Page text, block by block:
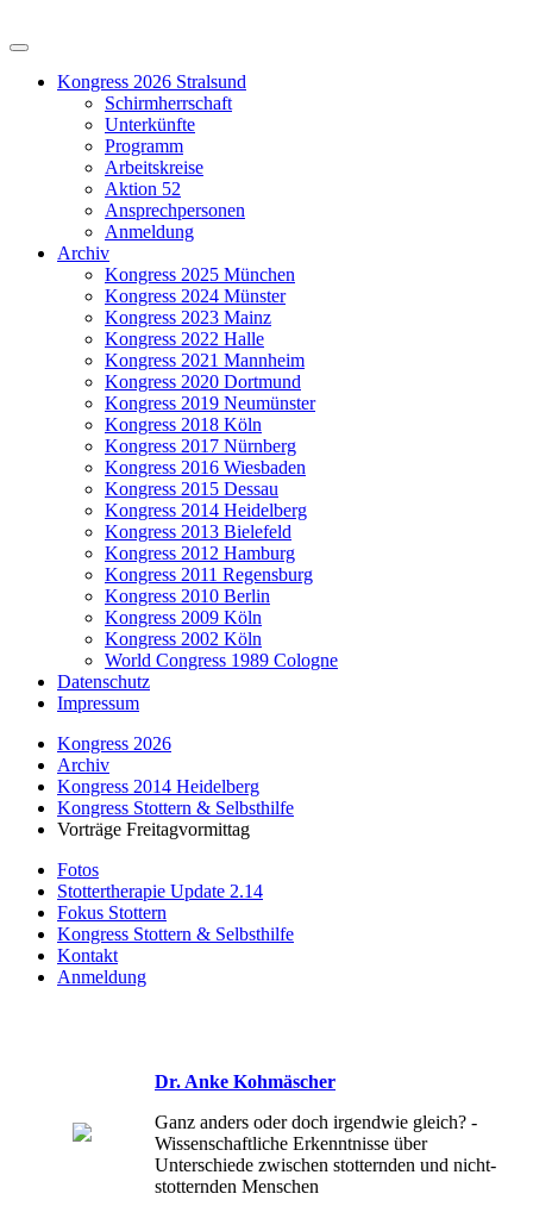
Kongress 2026 Stralsund
Schirmherrschaft
Unterkünfte
Programm
Arbeitskreise
Aktion 52
Ansprechpersonen
Anmeldung
Archiv
Kongress 2025 München
Kongress 2024 Münster
Kongress 2023 Mainz
Kongress 2022 Halle
Kongress 2021 Mannheim
Kongress 2020 Dortmund
Kongress 2019 Neumünster
Kongress 2018 Köln
Kongress 2017 Nürnberg
Kongress 2016 Wiesbaden
Kongress 2015 Dessau
Kongress 2014 Heidelberg
Kongress 2013 Bielefeld
Kongress 2012 Hamburg
Kongress 2011 Regensburg
Kongress 2010 Berlin
Kongress 2009 Köln
Kongress 2002 Köln
World Congress 1989 Cologne
Datenschutz
Impressum
Kongress 2026
Archiv
Kongress 2014 Heidelberg
Kongress Stottern & Selbsthilfe
Vorträge Freitagvormittag
Fotos
Stottertherapie Update 2.14
Fokus Stottern
Kongress Stottern & Selbsthilfe
Kontakt
Anmeldung
Dr. Anke Kohmäscher
Ganz anders oder doch irgendwie gleich? -
Wissenschaftliche Erkenntnisse über
Unterschiede zwischen stotternden und nicht-
stotternden Menschen